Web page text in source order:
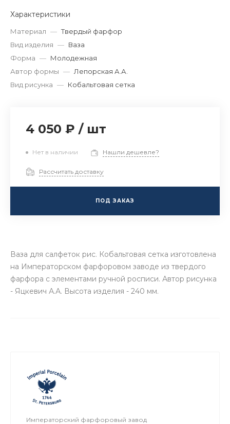
Характеристики
Материал — Твердый фарфор
Вид изделия — Ваза
Форма — Молодежная
Автор формы — Лепорская А.А.
Вид рисунка — Кобальтовая сетка
4 050 ₽ / шт
Нет в наличии Нашли дешевле?
Рассчитать доставку
ПОД ЗАКАЗ
Ваза для салфеток рис. Кобальтовая сетка изготовлена
на Императорском фарфоровом заводе из твердого
фарфора с элементами ручной росписи. Автор рисунка
- Яцкевич А.А. Высота изделия - 240 мм.
Императорский фарфоровый завод